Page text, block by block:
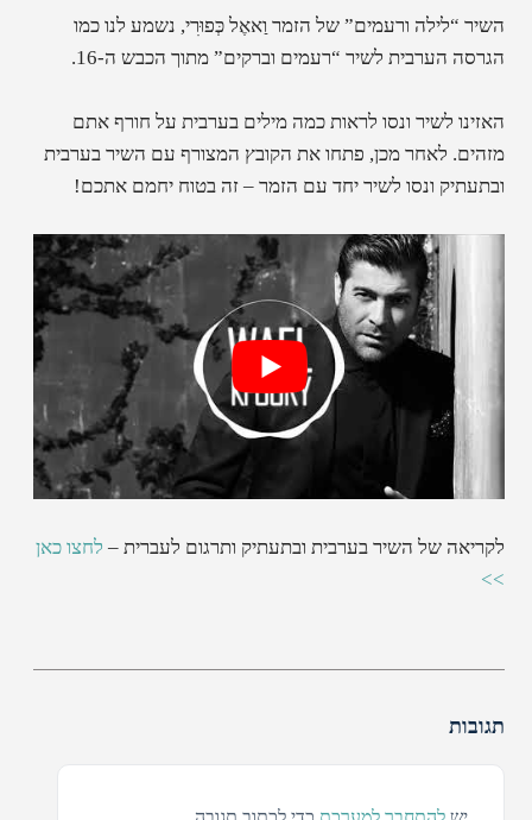
השיר “לילה ורעמים” של הזמר וַאאֶל כְּפוּרִי, נשמע לנו כמו
הגרסה הערבית לשיר “רעמים וברקים” מתוך הכבש ה-16.
האזינו לשיר ונסו לראות כמה מילים בערבית על חורף אתם
מזהים. לאחר מכן, פתחו את הקובץ המצורף עם השיר בערבית
ובתעתיק ונסו לשיר יחד עם הזמר – זה בטוח יחמם אתכם!
לקריאה של השיר בערבית ובתעתיק ותרגום לעברית –לחצו כאן
>>
תגובות